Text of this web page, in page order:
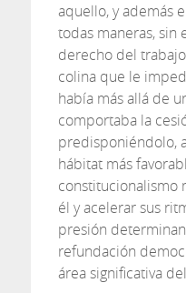
aquello, y además
todas maneras, sin
derecho del
colina que le
había más allá de
comportaba la
predisponiéndolo,
hábitat más
constitucionalismo
él y acelerar sus
presión
refundación
área significativa